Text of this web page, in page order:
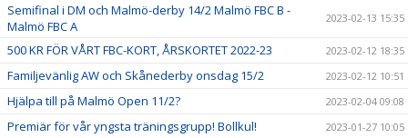
Semifinal i DM och Malmö-derby 14/2 Malmö FBC B -
Malmö FBC A
2023-02-13 15:35
500 KR FÖR VÅRT FBC-KORT, ÅRSKORTET 2022-23 2023-02-12 18:35
Familjevänlig AW och Skånederby onsdag 15/2 2023-02-12 10:51
Hjälpa till på Malmö Open 11/2? 2023-02-04 09:08
Premiär för vår yngsta träningsgrupp! Bollkul! 2023-01-27 10:05